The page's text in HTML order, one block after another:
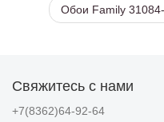
Обои Family
Свяжитесь с нами
+7(8362)64-92-64